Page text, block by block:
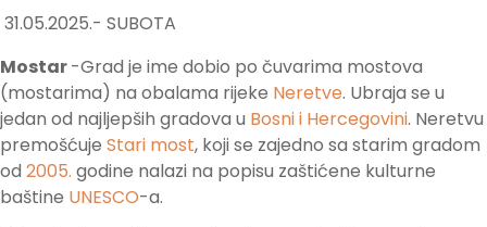
31.05.2025.- SUBOTA
Mostar-Grad je ime dobio po čuvarima mostova
(mostarima) na obalama rijeke Neretve. Ubraja se u
jedan od najljepših gradova u Bosni i Hercegovini. Neretvu
premošćuje Stari most, koji se zajedno sa starim gradom
od 2005. godine nalazi na popisu zaštićene kulturne
baštine UNESCO-a.